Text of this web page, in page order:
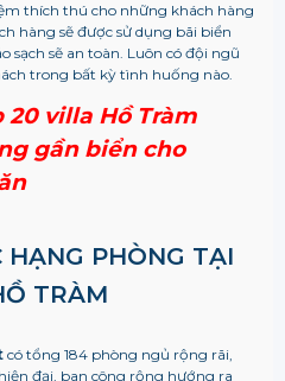
thích thú cho những khách hàng
hàng sẽ được sử dụng bãi biển
sạch sẽ an toàn. Luôn có đội ngũ
trong bất kỳ tình huống nào.
20 villa Hồ Tràm
gần biển cho
HẠNG PHÒNG TẠI
TRÀM
có tổng 184 phòng ngủ rộng rãi,
đại, ban công rộng hướng ra